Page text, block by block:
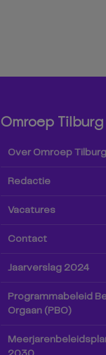
Omroep Tilburg
Over Omroep Tilburg
Redactie
Vacatures
Contact
Jaarverslag 2024
Programmabeleid
Orgaan (PBO)